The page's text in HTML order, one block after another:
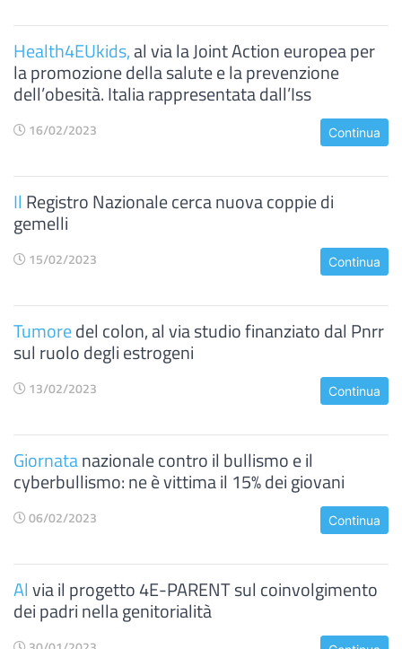
Health4EUkids,al via la Joint Action europea per
la promozione della salute e la prevenzione
dell’obesità. Italia rappresentata dall’Iss
16/02/2023 Continua
Il Registro Nazionale cerca nuova coppie di
gemelli
15/02/2023 Continua
Tumoredel colon, al via studio finanziato dal Pnrr
sul ruolo degli estrogeni
13/02/2023 Continua
Giornatanazionale contro il bullismo e il
cyberbullismo: ne è vittima il 15% dei giovani
06/02/2023 Continua
Alvia il progetto 4E-PARENT sul coinvolgimento
dei padri nella genitorialità